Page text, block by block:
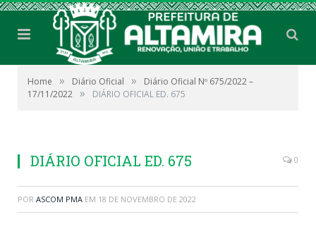
Home » Diário Oficial »
Diário Oficial Nº 675/2022 –
17/11/2022 » DIÁRIO OFICIAL ED. 675
DIÁRIO OFICIAL ED. 675 0
POR ASCOM PMA EM 18 DE NOVEMBRO DE 2022